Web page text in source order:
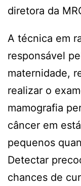
diretora da
A técnica em
responsável
maternidade,
realizar o
mamografia
câncer em
pequenos
Detectar
chances de